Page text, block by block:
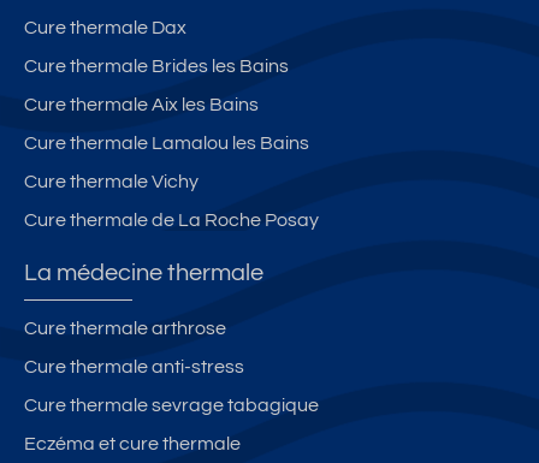
Cure thermale Dax
Cure thermale Brides les Bains
Cure thermale Aix les Bains
Cure thermale Lamalou les Bains
Cure thermale Vichy
Cure thermale de La Roche Posay
La médecine thermale
Cure thermale arthrose
Cure thermale anti-stress
Cure thermale sevrage tabagique
Eczéma et cure thermale